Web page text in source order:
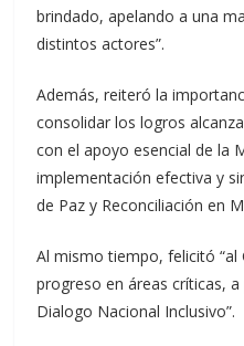
brindado, apelando a una
distintos actores”.
Además, reiteró la
consolidar los logros
con el apoyo esencial de la
implementación efectiva y
de Paz y Reconciliación en
Al mismo tiempo, felicitó
progreso en áreas críticas,
Dialogo Nacional Inclusivo”.